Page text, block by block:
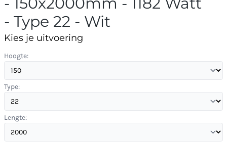
- Type 22 - Wit
Kies je uitvoering
Hoogte:
Type:
Lengte: